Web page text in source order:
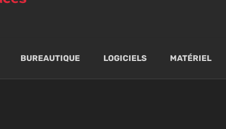
BUREAUTIQUE LOGICIELS MATÉRIEL